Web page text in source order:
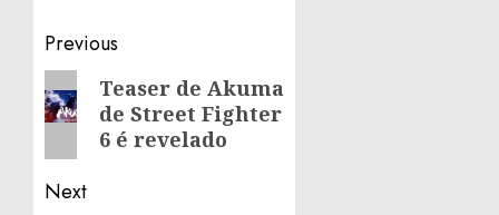
Post
navigation
Previous
Previous
post:
Teaser de Akuma
de Street Fighter
6 é revelado
Next